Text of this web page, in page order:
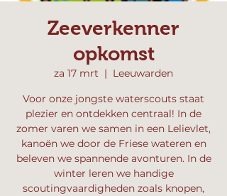
Zeeverkenner
opkomst
za 17 mrt
  |
Leeuwarden
Voor onze jongste waterscouts staat
plezier en ontdekken centraal! In de
zomer varen we samen in een Lelievlet,
kanoën we door de Friese wateren en
beleven we spannende avonturen. In de
winter leren we handige
scoutingvaardigheden zoals knopen,